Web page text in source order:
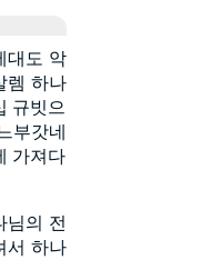
대도 악
렘 하나
규빗으
부갓네
가져다
님의 전
서 하나